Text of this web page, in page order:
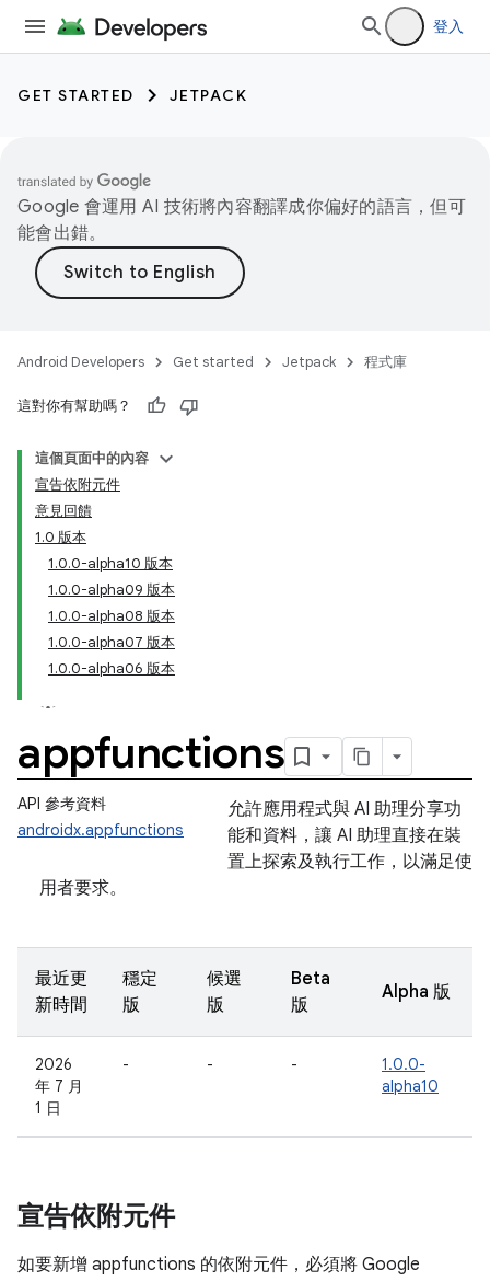
登入
GET STARTED JETPACK
Google 會運用 AI 技術將內容翻譯成你偏好的語言，但可
能會出錯。
Android Developers Get started Jetpack 程式庫
這對你有幫助嗎？
這個頁面中的內容
宣告依附元件
意見回饋
1.0 版本
1.0.0-alpha10 版本
1.0.0-alpha09 版本
1.0.0-alpha08 版本
1.0.0-alpha07 版本
1.0.0-alpha06 版本
appfunctions
API 參考資料
androidx.appfunctions
允許應用程式與 AI 助理分享功
能和資料，讓 AI 助理直接在裝
置上探索及執行工作，以滿足使
用者要求。
最近更
新時間
穩定
版
候選
版
Beta
版
Alpha 版
2026
年 7 月
1 日
- - -
1.0.0-
alpha10
宣告依附元件
如要新增 appfunctions 的依附元件，必須將 Google